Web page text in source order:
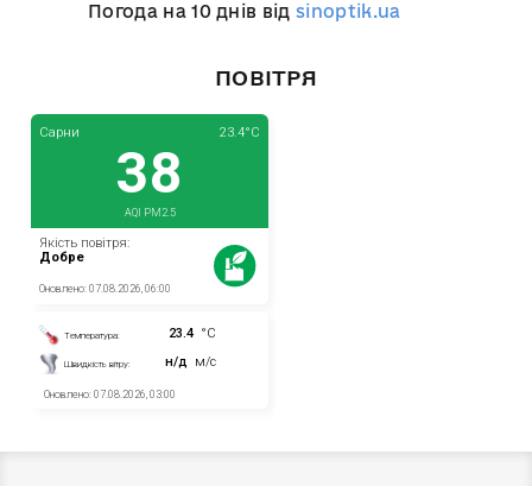
Погода на 10 днів відsinoptik.ua
ПОВІТРЯ